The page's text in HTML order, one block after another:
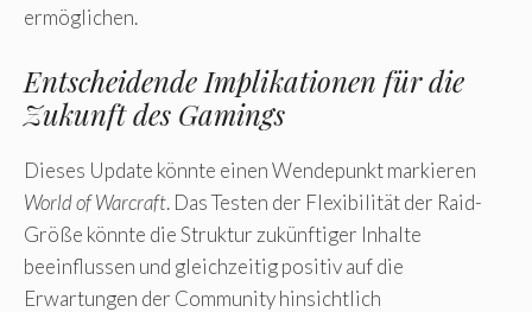
ermöglichen.
Entscheidende Implikationen für die
Zukunft des Gamings
Dieses Update könnte einen Wendepunkt markieren
World of Warcraft. Das Testen der Flexibilität der Raid-
Größe könnte die Struktur zukünftiger Inhalte
beeinflussen und gleichzeitig positiv auf die
Erwartungen der Community hinsichtlich